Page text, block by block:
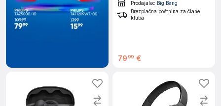
Prodajalec Big Bang
Brezplačna poštnina za člane
kluba
79 99 €